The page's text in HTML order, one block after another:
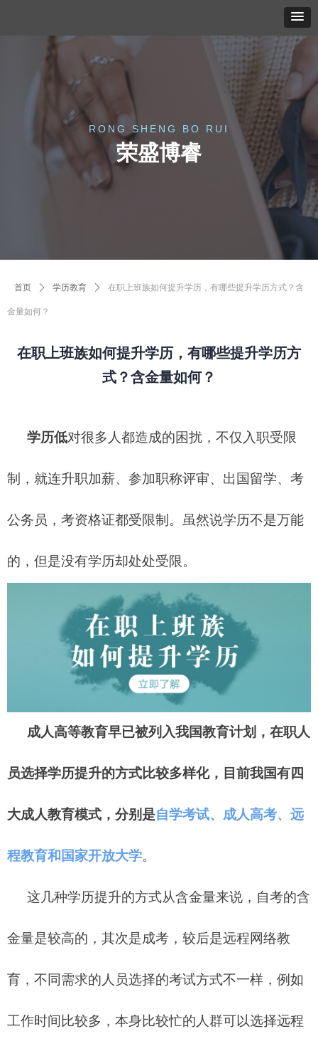
荣盛博睿
RONG SHENG BO RUI
在职上班族如何提升学历，有哪些提升学历方
式？含金量如何？
学历低对很多人都造成的困扰，不仅入职受限
制，就连升职加薪、参加职称评审、出国留学、考
公务员，考资格证都受限制。虽然说学历不是万能
的，但是没有学历却处处受限。
成人高等教育早已被列入我国教育计划，在职人
员选择学历提升的方式比较多样化，目前我国有四
大成人教育模式，分别是自学考试、成人高考、远
程教育和国家开放大学。
这几种学历提升的方式从含金量来说，自考的含
金量是较高的，其次是成考，较后是远程网络教
育，不同需求的人员选择的考试方式不一样，例如
工作时间比较多，本身比较忙的人群可以选择远程
首页 ꄲ 学历教育 ꄲ 在职上班族如何提升学历，有哪些提升学历方式？含
金量如何？